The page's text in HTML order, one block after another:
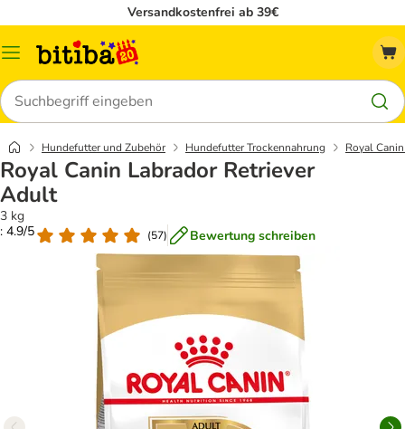
Versandkostenfrei ab 39€
Menü
Suchen
Hundefutter und Zubehör Hundefutter Trockennahrung Royal
Royal Canin Labrador Retriever
Adult
3 kg
: 4.9/5
(57) Bewertung schreiben